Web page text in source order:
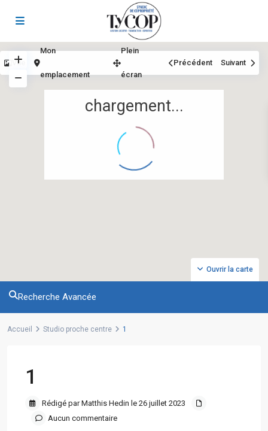
chargement...
Ouvrir la carte
Vue
Mon
emplacement
Plein
écran
Précédent Suivant
Recherche Avancée
Accueil Studio proche centre 1
1
Rédigé par Matthis Hedin le 26 juillet 2023
Aucun commentaire